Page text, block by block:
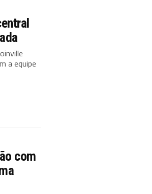
a equipe
com